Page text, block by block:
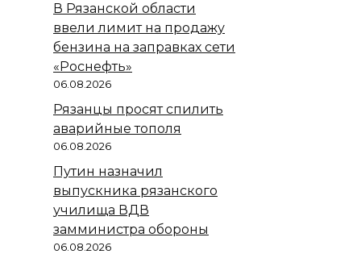
В Рязанской области
ввели лимит на продажу
бензина на заправках сети
«Роснефть»
06.08.2026
Рязанцы просят спилить
аварийные тополя
06.08.2026
Путин назначил
выпускника рязанского
училища ВДВ
замминистра обороны
06.08.2026